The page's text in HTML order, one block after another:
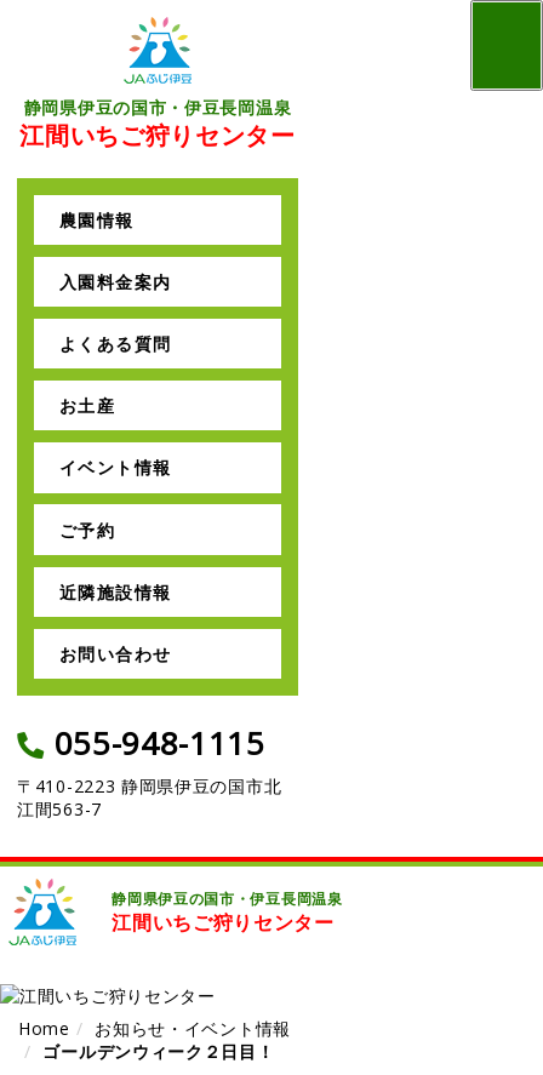
静岡県伊豆の国市・伊豆長岡温泉
江間いちご狩りセンター
農園情報
入園料金案内
よくある質問
お土産
イベント情報
ご予約
近隣施設情報
お問い合わせ
055-948-1115
〒410-2223 静岡県伊豆の国市北
江間563-7
静岡県伊豆の国市・伊豆長岡温泉
江間いちご狩りセンター
Home
お知らせ・イベント情報
ゴールデンウィーク２日目！